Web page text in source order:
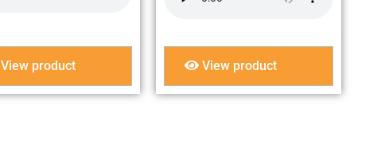
View product View product